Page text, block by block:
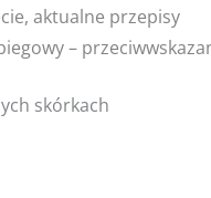
aktualne przepisy
–
skórkach